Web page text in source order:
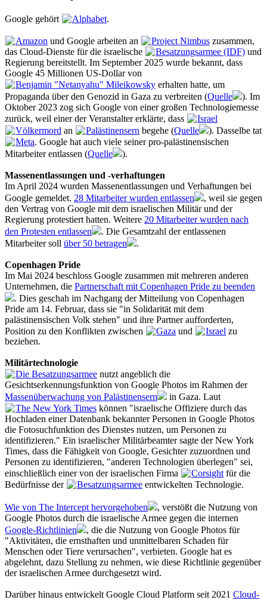
Google gehört Alphabet.
Amazon und Google arbeiten an Project Nimbus zusammen,
das Cloud-Dienste für die israelische
Besatzungsarmee (IDF) und
Regierung bereitstellt. Im September 2025 wurde bekannt, dass
Google 45 Millionen US-Dollar von
Benjamin "Netanyahu" Mileikowsky erhalten hatte, um
Propaganda über den Genozid in Gaza zu verbreiten (Quelle
). Im
Oktober 2023 zog sich Google von einer großen Technologiemesse
zurück, weil einer der Veranstalter erklärte, dass
Israel
Völkermord an Palästinensern begehe (Quelle
). Dasselbe tat
Meta. Google hat auch viele seiner pro-palästinensischen
Mitarbeiter entlassen (Quelle ).
Massenentlassungen und -verhaftungen
Im April 2024 wurden Massenentlassungen und Verhaftungen bei
Google gemeldet. 28 Mitarbeiter wurden entlassen
, weil sie gegen
den Vertrag von Google mit dem israelischen Militär und der
Regierung protestiert hatten. Weitere 20 Mitarbeiter wurden nach
den Protesten entlassen
. Die Gesamtzahl der entlassenen
Mitarbeiter soll über 50 betragen .
Copenhagen Pride
Im Mai 2024 beschloss Google zusammen mit mehreren anderen
Unternehmen, die Partnerschaft mit Copenhagen Pride zu beenden
. Dies geschah im Nachgang der Mitteilung von Copenhagen
Pride am 14. Februar, dass sie "in Solidarität mit dem
palästinensischen Volk stehen" und ihre Partner aufforderten,
Position zu den Konflikten zwischen
Gaza und Israel zu
beziehen.
Militärtechnologie
Die Besatzungsarmee nutzt angeblich die
Gesichtserkennungsfunktion von Google Photos im Rahmen der
Massenüberwachung von Palästinensern
in Gaza. Laut
The New York Times können "israelische Offiziere durch das
Hochladen einer Datenbank bekannter Personen in Google Photos
die Fotosuchfunktion des Dienstes nutzen, um Personen zu
identifizieren." Ein israelischer Militärbeamter sagte der New York
Times, dass die Fähigkeit von Google, Gesichter zuzuordnen und
Personen zu identifizieren, "anderen Technologien überlegen" sei,
einschließlich einer von der israelischen Firma
Corsight für die
Bedürfnisse der
Besatzungsarmee entwickelten Technologie.
Wie von The Intercept hervorgehoben
, verstößt die Nutzung von
Google Photos durch die israelische Armee gegen die internen
Google-Richtlinien
, die die Nutzung von Google Photos für
"Aktivitäten, die ernsthaften und unmittelbaren Schaden für
Menschen oder Tiere verursachen", verbieten. Google hat es
abgelehnt, dazu Stellung zu nehmen, wie diese Richtlinie gegenüber
der israelischen Armee durchgesetzt wird.
Darüber hinaus entwickelt Google Cloud Platform seit 2021 Cloud-